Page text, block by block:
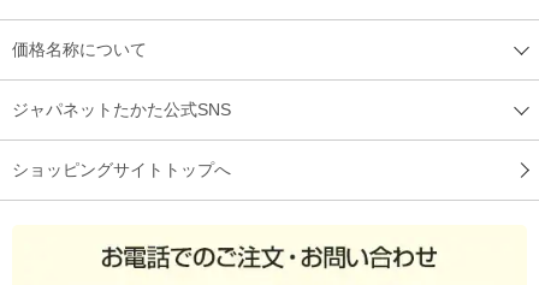
価格名称について
ジャパネットたかた公式SNS
ショッピングサイトトップへ